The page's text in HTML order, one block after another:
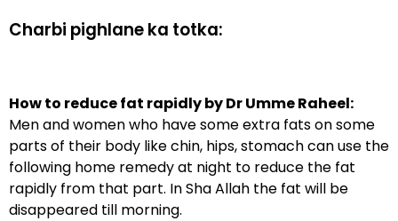
Charbi pighlane ka totka:
How to reduce fat rapidly by Dr Umme Raheel:
Men and women who have some extra fats on some
parts of their body like chin, hips, stomach can use the
following home remedy at night to reduce the fat
rapidly from that part. In Sha Allah the fat will be
disappeared till morning.